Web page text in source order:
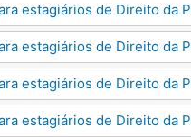
estagiários de Direito da
estagiários de Direito da
estagiários de Direito
estagiários de Direito